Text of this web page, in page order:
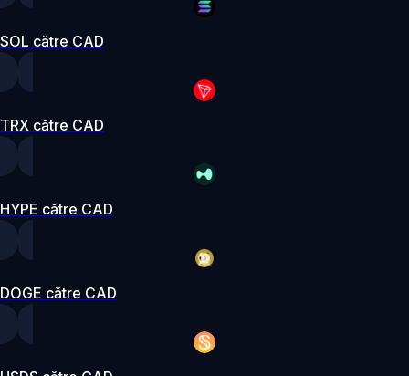
SOL către CAD
TRX către CAD
HYPE către CAD
DOGE către CAD